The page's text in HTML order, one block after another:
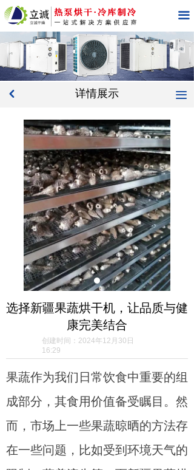
끀
首页
关于我们
产品中心
工程案例
操作说明
新闻中心
在线留言
联系我们
选择新疆果蔬烘干机，让品质与健
康完美结合
创建时间： 2024年12月30日
16:29
果蔬作为我们日常饮食中重要的组
成部分，其食用价值备受瞩目。然
而，市场上一些果蔬晾晒的方法存
在一些问题，比如受到环境天气的
낒 끀
详情展示